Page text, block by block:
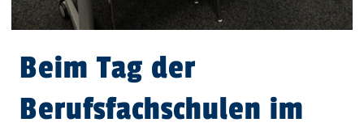
Beim Tag der
Berufsfachschulen im